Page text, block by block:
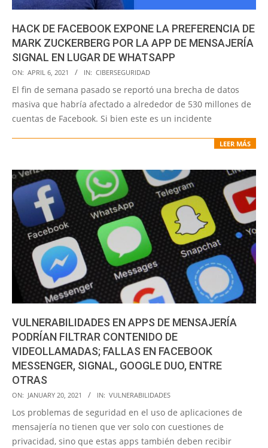
HACK DE FACEBOOK EXPONE LA PREFERENCIA DE
MARK ZUCKERBERG POR LA APP DE MENSAJERÍA
SIGNAL EN LUGAR DE WHATSAPP
2021-
04-
06
ON: APRIL 6, 2021 IN: CIBERSEGURIDAD
El fin de semana pasado se reportó una brecha de datos
masiva que habría afectado a alrededor de 530 millones de
cuentas de Facebook. Si bien este es un incidente
LEER MÁS
VULNERABILIDADES EN APPS DE MENSAJERÍA
PODRÍAN FILTRAR CONTENIDO DE
VIDEOLLAMADAS; FALLAS EN FACEBOOK
MESSENGER, SIGNAL, GOOGLE DUO, ENTRE
OTRAS
2021-
01-
ON: JANUARY 20, 2021 IN: VULNERABILIDADES
Los problemas de seguridad en el uso de aplicaciones de
mensajería no tienen que ver solo con cuestiones de
privacidad, sino que estas apps también deben recibir